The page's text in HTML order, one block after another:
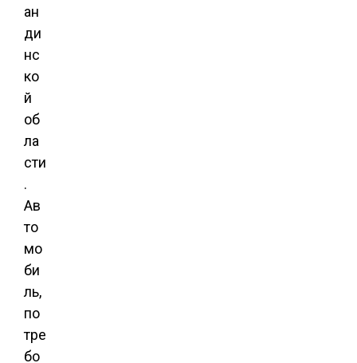
ан
ди
нс
ко
й
об
ла
сти
.
Ав
то
мо
би
ль,
по
тре
бо